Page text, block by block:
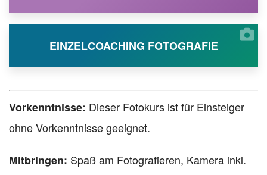
EINZELCOACHING FOTOGRAFIE
Vorkenntnisse: Dieser Fotokurs ist für Einsteiger
ohne Vorkenntnisse geeignet.
Mitbringen: Spaß am Fotografieren, Kamera inkl.